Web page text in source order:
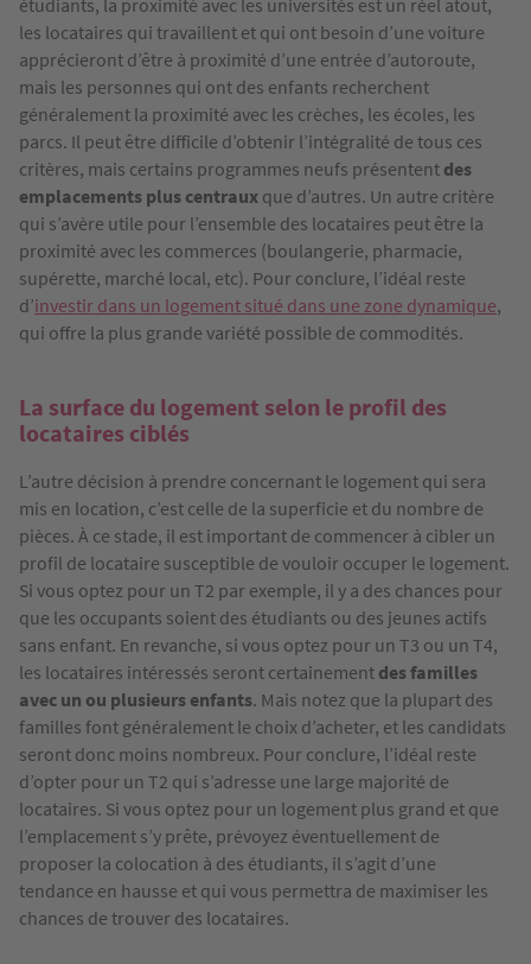
étudiants, la proximité avec les universités est un réel atout,
les locataires qui travaillent et qui ont besoin d’une voiture
apprécieront d’être à proximité d’une entrée d’autoroute,
mais les personnes qui ont des enfants recherchent
généralement la proximité avec les crèches, les écoles, les
parcs. Il peut être difficile d’obtenir l’intégralité de tous ces
critères, mais certains programmes neufs présentent des
emplacements plus centraux que d’autres. Un autre critère
qui s’avère utile pour l’ensemble des locataires peut être la
proximité avec les commerces (boulangerie, pharmacie,
supérette, marché local, etc). Pour conclure, l’idéal reste
d’investir dans un logement situé dans une zone dynamique,
qui offre la plus grande variété possible de commodités.
La surface du logement selon le profil des
locataires ciblés
L’autre décision à prendre concernant le logement qui sera
mis en location, c’est celle de la superficie et du nombre de
pièces. À ce stade, il est important de commencer à cibler un
profil de locataire susceptible de vouloir occuper le logement.
Si vous optez pour un T2 par exemple, il y a des chances pour
que les occupants soient des étudiants ou des jeunes actifs
sans enfant. En revanche, si vous optez pour un T3 ou un T4,
les locataires intéressés seront certainement des familles
avec un ou plusieurs enfants. Mais notez que la plupart des
familles font généralement le choix d’acheter, et les candidats
seront donc moins nombreux. Pour conclure, l’idéal reste
d’opter pour un T2 qui s’adresse une large majorité de
locataires. Si vous optez pour un logement plus grand et que
l’emplacement s’y prête, prévoyez éventuellement de
proposer la colocation à des étudiants, il s’agit d’une
tendance en hausse et qui vous permettra de maximiser les
chances de trouver des locataires.